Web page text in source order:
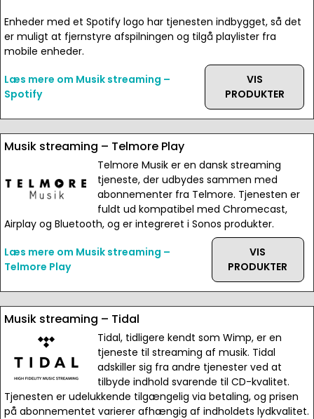
Enheder med et Spotify logo har tjenesten indbygget, så det
er muligt at fjernstyre afspilningen og tilgå playlister fra
mobile enheder.
Læs mere om Musik streaming –
Spotify
VIS
PRODUKTER
Musik streaming – Telmore Play
Telmore Musik er en dansk streaming
tjeneste, der udbydes sammen med
abonnementer fra Telmore. Tjenesten er
fuldt ud kompatibel med Chromecast,
Airplay og Bluetooth, og er integreret i Sonos produkter.
Læs mere om Musik streaming –
Telmore Play
VIS
PRODUKTER
Musik streaming – Tidal
Tidal, tidligere kendt som Wimp, er en
tjeneste til streaming af musik. Tidal
adskiller sig fra andre tjenester ved at
tilbyde indhold svarende til CD-kvalitet.
Tjenesten er udelukkende tilgængelig via betaling, og prisen
på abonnementet varierer afhængig af indholdets lydkvalitet.